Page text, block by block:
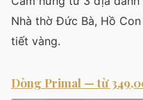
Nhà thờ Đức Bà, Hồ
tiết vàng.
Dòng Primal — từ